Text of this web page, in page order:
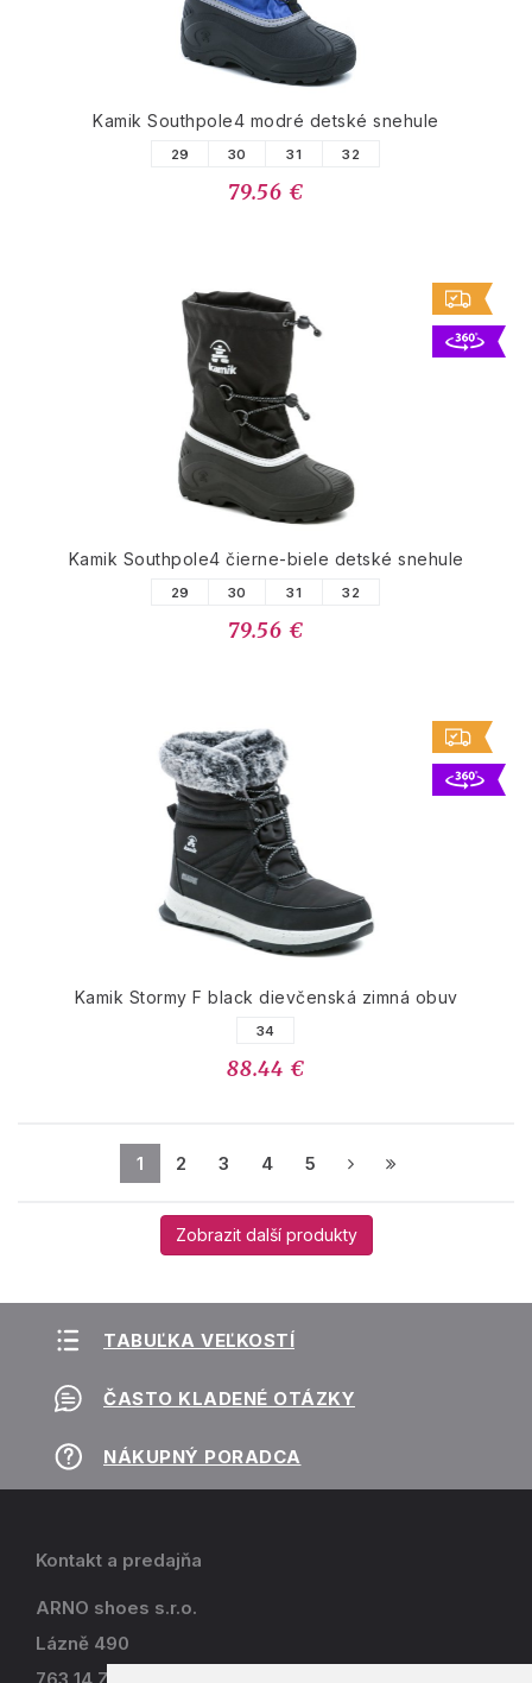
Kamik Southpole4 modré detské snehule
29 30 31 32
79.56 €
Kamik Southpole4 čierne-biele detské snehule
29 30 31 32
79.56 €
Kamik Stormy F black dievčenská zimná obuv
34
88.44 €
1 2 3 4 5
Zobrazit další produkty
TABUĽKA VEĽKOSTÍ
ČASTO KLADENÉ OTÁZKY
NÁKUPNÝ PORADCA
Kontakt a predajňa
ARNO shoes s.r.o.
Lázně 490